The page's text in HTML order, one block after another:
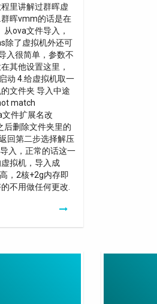
里讲解过群晖虚
晖vmm的话是在
ova文件导入，
除了虚拟机外还可
入很简单，参数不
其他设置这里，
动 4.给虚拟机取一
文件夹 导入中途
match
件扩展名改
后删除文件夹里的
回第二步选择解压
入，正常的话这一
拟机，导入成
，2核+2g内存即
不用做任何更改.
Extension